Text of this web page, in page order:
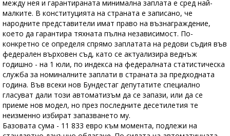
между нея и гарантираната минимална заплата е сред най-
малките. В конституцията на страната е записано, че
народните представители имат право на възнаграждение,
което да гарантира тяхната пълна независимост. По-
конкретно се определя спрямо заплатата на редови съдия във
федерален върховен съд, като се актуализира веднъж
годишно - на 1 юли, по индекса на федералната статистическа
служба за номиналните заплати в страната за предходната
година. Във всеки нов Бундестаг депутатите специално
гласуват дали този автоматизъм да се запази, или да се
приеме нов модел, но през последните десетилетия те
неизменно избират запазването му.
Базовата сума - 11 833 евро към момента, подлежи на